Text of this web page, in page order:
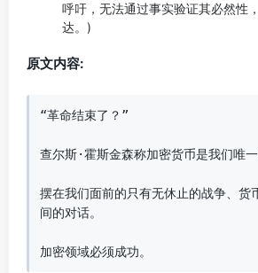
呼吁，无法通过事实验证其必然性
达。)
原文内容:
“革命结束了？”
查尔斯·霍斯金森称加密货币是我们唯一
摆在我们面前的只有无休止的战争、货
间的对话。
加密领域必须成功。